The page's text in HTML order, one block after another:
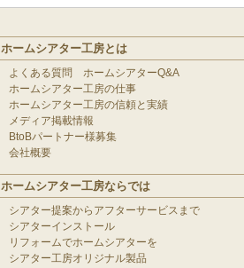
ホームシアター工房とは
よくある質問 ホームシアターQ&A
ホームシアター工房の仕事
ホームシアター工房の信頼と実績
メディア掲載情報
BtoBパートナー様募集
会社概要
ホームシアター工房ならでは
シアター提案からアフターサービスまで
シアターインストール
リフォームでホームシアターを
シアター工房オリジナル製品